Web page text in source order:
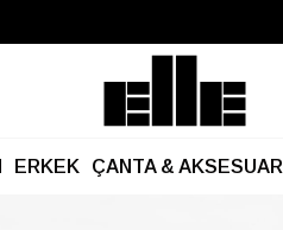
Kargo Ücretsiz!
ERKEK ÇANTA & AKSESUAR